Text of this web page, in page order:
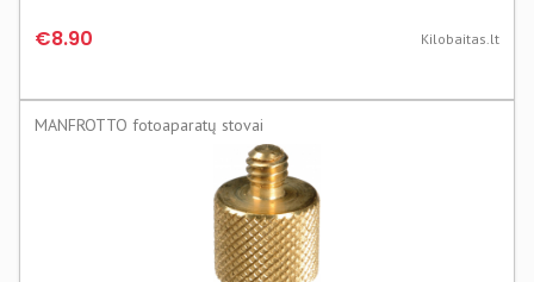
€8.90 Kilobaitas.lt
MANFROTTO fotoaparatų stovai